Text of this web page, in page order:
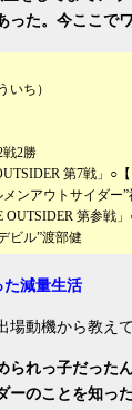
った。今ここで
いち）
戦2勝
第7戦」○
ンアウトサイダー
OUTSIDER 第参戦
ビル”渡部健
た減量生活
動機から教えて
られっ子だった
ーのことを知っ